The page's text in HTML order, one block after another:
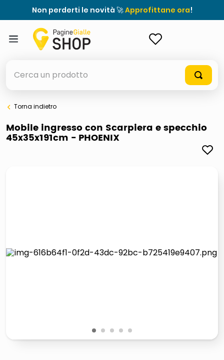
Non perderti le novità 🚀Approfittane ora!
elenchi telefonici
orologio parete
Torna indietro
Mobile ingresso con Scarpiera e specchio
45x35x191cm - PHOENIX
1 2 3 4 5